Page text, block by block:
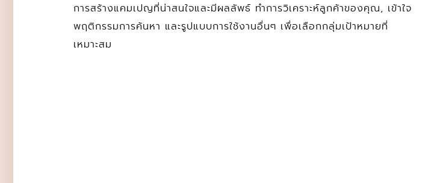
การสร้างแคมเปญที่น่าสนใจและมีผลลัพธ์ ทำการวิเคราะห์ลูกค้าของคุณ, เข้าใจ
พฤติกรรมการค้นหา และรูปแบบการใช้งานอื่นๆ เพื่อเลือกกลุ่มเป้าหมายที่
เหมาะสม